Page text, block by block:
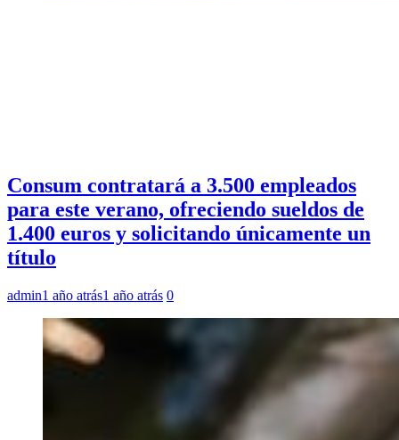
Consum contratará a 3.500 empleados
para este verano, ofreciendo sueldos de
1.400 euros y solicitando únicamente un
título
admin1 año atrás1 año atrás 0